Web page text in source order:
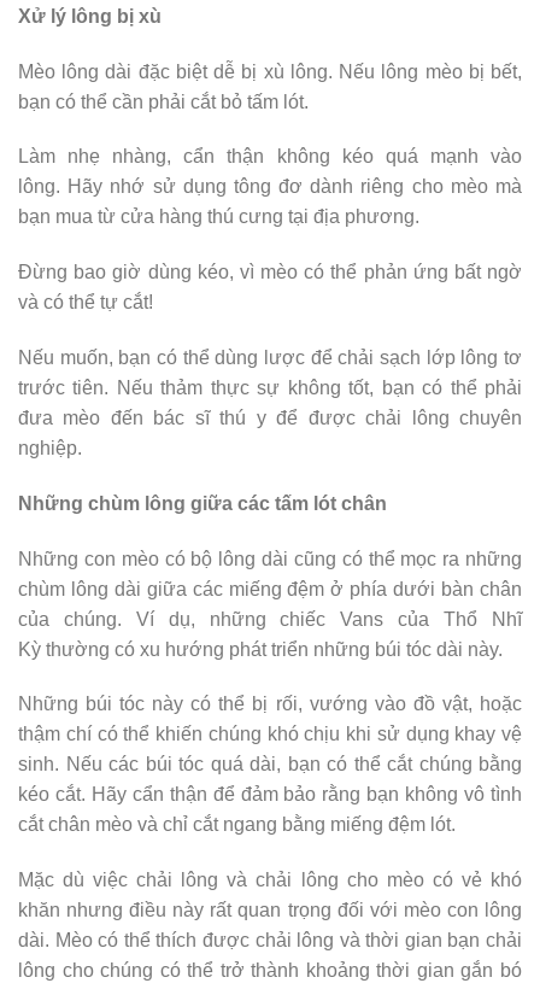
Xử lý lông bị xù
Mèo lông dài đặc biệt dễ bị xù lông. Nếu lông mèo bị bết,
bạn có thể cần phải cắt bỏ tấm lót.
Làm nhẹ nhàng, cẩn thận không kéo quá mạnh vào
lông. Hãy nhớ sử dụng tông đơ dành riêng cho mèo mà
bạn mua từ cửa hàng thú cưng tại địa phương.
Đừng bao giờ dùng kéo, vì mèo có thể phản ứng bất ngờ
và có thể tự cắt!
Nếu muốn, bạn có thể dùng lược để chải sạch lớp lông tơ
trước tiên. Nếu thảm thực sự không tốt, bạn có thể phải
đưa mèo đến bác sĩ thú y để được chải lông chuyên
nghiệp.
Những chùm lông giữa các tấm lót chân
Những con mèo có bộ lông dài cũng có thể mọc ra những
chùm lông dài giữa các miếng đệm ở phía dưới bàn chân
của chúng. Ví dụ, những chiếc Vans của Thổ Nhĩ
Kỳ thường có xu hướng phát triển những búi tóc dài này.
Những búi tóc này có thể bị rối, vướng vào đồ vật, hoặc
thậm chí có thể khiến chúng khó chịu khi sử dụng khay vệ
sinh. Nếu các búi tóc quá dài, bạn có thể cắt chúng bằng
kéo cắt. Hãy cẩn thận để đảm bảo rằng bạn không vô tình
cắt chân mèo và chỉ cắt ngang bằng miếng đệm lót.
Mặc dù việc chải lông và chải lông cho mèo có vẻ khó
khăn nhưng điều này rất quan trọng đối với mèo con lông
dài. Mèo có thể thích được chải lông và thời gian bạn chải
lông cho chúng có thể trở thành khoảng thời gian gắn bó